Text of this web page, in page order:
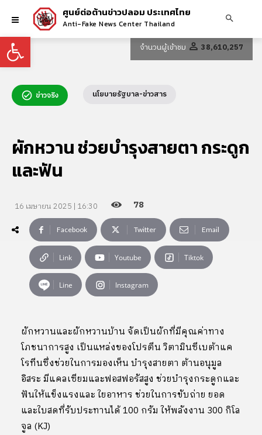
Open toolbar
ศูนย์ต่อต้านข่าวปลอม ประเทศไทย
Anti-Fake News Center Thailand
จำนวนผู้เข้าชม 38,610,257
ข่าวจริง นโยบายรัฐบาล-ข่าวสาร
ผักหวาน ช่วยบำรุงสายตา กระดูก
และฟัน
16 เมษายน 2025 | 16:30 78
Facebook Twitter Email
Link Youtube Tiktok
Line Instagram
ผักหวานและผักหวานบ้าน จัดเป็นผักที่มีคุณค่าทาง
โภชนาการสูง เป็นแหล่งของโปรตีน วิตามินซีเบต้าแค
โรทีนซึ่งช่วยในการมองเห็น บำรุงสายตา ต้านอนุมูล
อิสระ มีแคลเซียมและฟอสฟอรัสสูง ช่วยบำรุงกระดูกและ
ฟันให้แข็งแรงและ ใยอาหาร ช่วยในการขับถ่าย ยอด
และใบสดที่รับประทานได้ 100 กรัม ให้พลังงาน 300 กิโล
จูล (KJ)